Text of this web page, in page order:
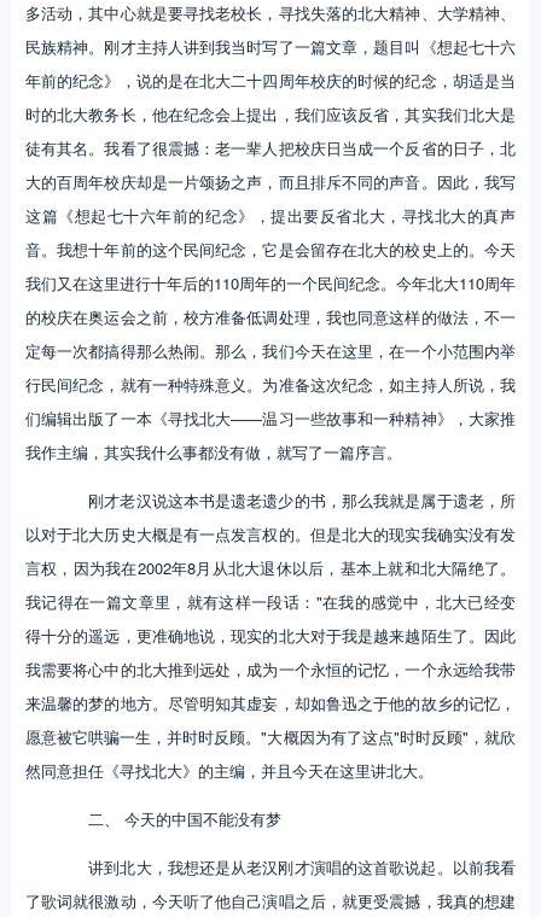
多活动，其中心就是要寻找老校长，寻找失落的北大精神、大学精神、
民族精神。刚才主持人讲到我当时写了一篇文章，题目叫《想起七十六
年前的纪念》，说的是在北大二十四周年校庆的时候的纪念，胡适是当
时的北大教务长，他在纪念会上提出，我们应该反省，其实我们北大是
徒有其名。我看了很震撼：老一辈人把校庆日当成一个反省的日子，北
大的百周年校庆却是一片颂扬之声，而且排斥不同的声音。因此，我写
这篇《想起七十六年前的纪念》，提出要反省北大，寻找北大的真声
音。我想十年前的这个民间纪念，它是会留存在北大的校史上的。今天
我们又在这里进行十年后的110周年的一个民间纪念。今年北大110周年
的校庆在奥运会之前，校方准备低调处理，我也同意这样的做法，不一
定每一次都搞得那么热闹。那么，我们今天在这里，在一个小范围内举
行民间纪念，就有一种特殊意义。为准备这次纪念，如主持人所说，我
们编辑出版了一本《寻找北大——温习一些故事和一种精神》，大家推
我作主编，其实我什么事都没有做，就写了一篇序言。
刚才老汉说这本书是遗老遗少的书，那么我就是属于遗老，所
以对于北大历史大概是有一点发言权的。但是北大的现实我确实没有发
言权，因为我在2002年8月从北大退休以后，基本上就和北大隔绝了。
我记得在一篇文章里，就有这样一段话："在我的感觉中，北大已经变
得十分的遥远，更准确地说，现实的北大对于我是越来越陌生了。因此
我需要将心中的北大推到远处，成为一个永恒的记忆，一个永远给我带
来温馨的梦的地方。尽管明知其虚妄，却如鲁迅之于他的故乡的记忆，
愿意被它哄骗一生，并时时反顾。"大概因为有了这点"时时反顾"，就欣
然同意担任《寻找北大》的主编，并且今天在这里讲北大。
二、 今天的中国不能没有梦
讲到北大，我想还是从老汉刚才演唱的这首歌说起。以前我看
了歌词就很激动，今天听了他自己演唱之后，就更受震撼，我真的想建